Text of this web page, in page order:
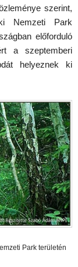
szerint,
Nemzeti Park
előforduló
a szeptemberi
helyeznek ki
Park területén